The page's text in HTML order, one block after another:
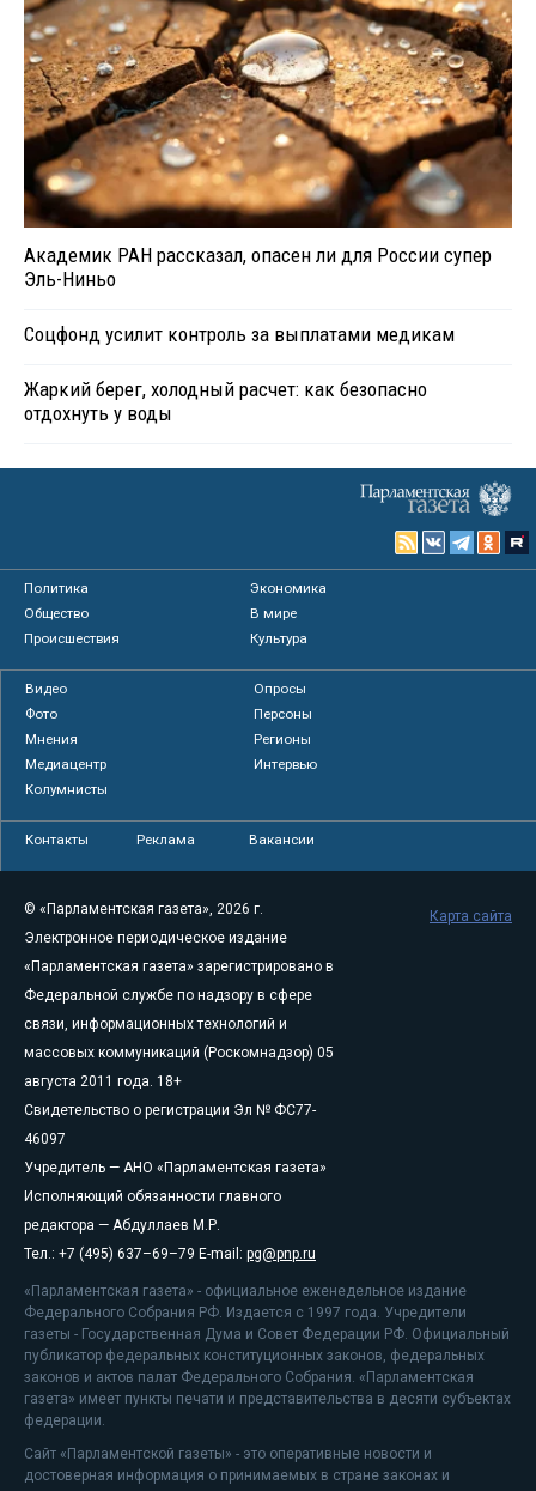
Академик РАН рассказал, опасен ли для России супер
Эль-Ниньо
Соцфонд усилит контроль за выплатами медикам
Жаркий берег, холодный расчет: как безопасно
отдохнуть у воды
Политика
Экономика
Общество
В мире
Происшествия
Культура
Видео
Опросы
Фото
Персоны
Мнения
Регионы
Медиацентр
Интервью
Колумнисты
Контакты Реклама Вакансии
© «Парламентская газета», 2026 г.
Электронное периодическое издание
«Парламентская газета» зарегистрировано в
Федеральной службе по надзору в сфере
связи, информационных технологий и
массовых коммуникаций (Роскомнадзор) 05
августа 2011 года. 18+
Свидетельство о регистрации Эл № ФС77-
46097
Учредитель — АНО «Парламентская газета»
Исполняющий обязанности главного
редактора — Абдуллаев М.Р.
Тел.: +7 (495) 637–69–79 E-mail: pg@pnp.ru
«Парламентская газета» - официальное еженедельное издание
Федерального Собрания РФ. Издается с 1997 года. Учредители
газеты - Государственная Дума и Совет Федерации РФ. Официальный
публикатор федеральных конституционных законов, федеральных
законов и актов палат Федерального Собрания. «Парламентская
газета» имеет пункты печати и представительства в десяти субъектах
федерации.
Сайт «Парламентской газеты» - это оперативные новости и
достоверная информация о принимаемых в стране законах и
Карта сайта